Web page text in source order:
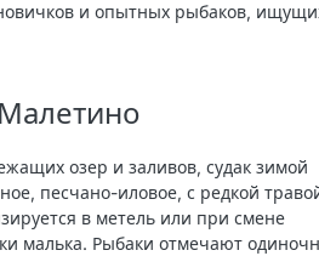
и опытных рыбаков,
озер и заливов, судак зимой
песчано-иловое, с редкой
в метель или при смене
малька. Рыбаки отмечают